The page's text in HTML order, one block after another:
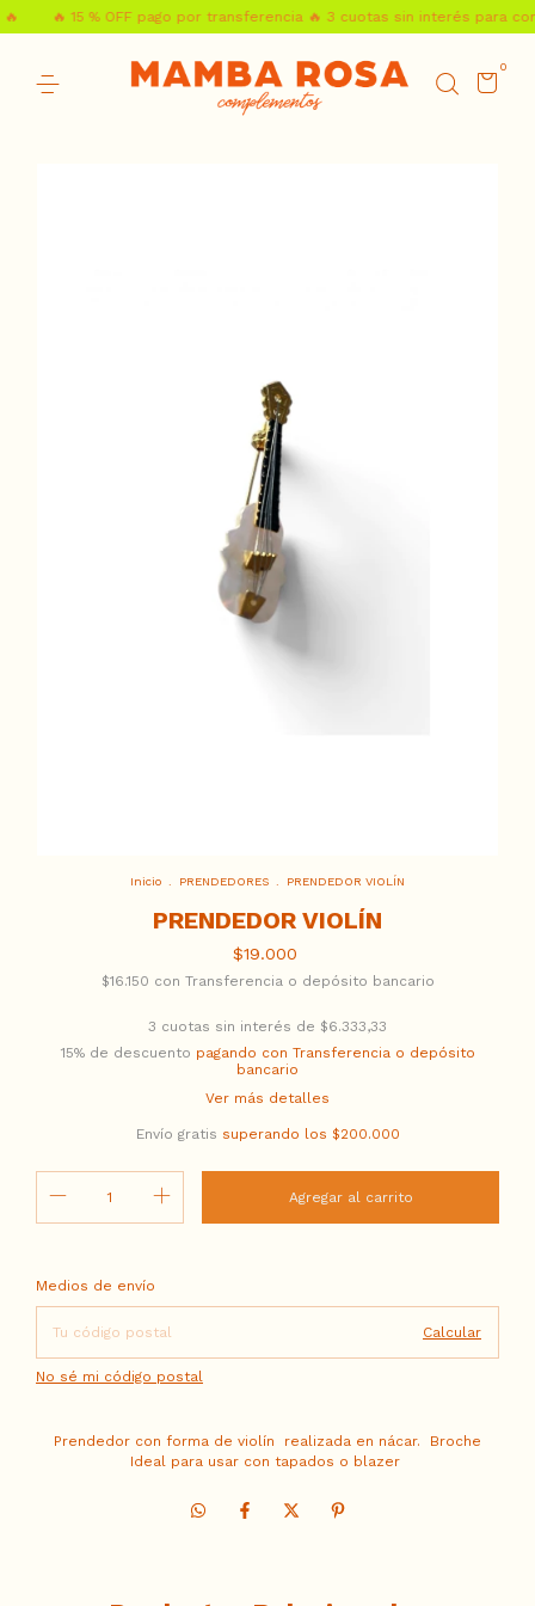
🔥 15 % OFF pago por transferencia 🔥 3 cuotas sin interés para
0
Inicio PRENDEDORES PRENDEDOR VIOLÍN
PRENDEDOR VIOLÍN
$19.000
$16.150 con Transferencia o depósito bancario
3 cuotas sin interés de $6.333,33
15% de descuento pagando con Transferencia o depósito
bancario
Ver más detalles
Envío gratis superando los $200.000
Entregas para el CP:
Medios de envío
Calcular
No sé mi código postal
Prendedor con forma de violín realizada en nácar. Broche
Ideal para usar con tapados o blazer